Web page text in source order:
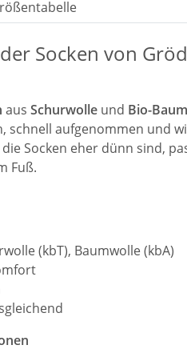
Socken von
aus Schurwolle und Bio-
schnell aufgenommen und
Socken eher dünn sind,
Fuß.
(kbT), Baumwolle (kbA)